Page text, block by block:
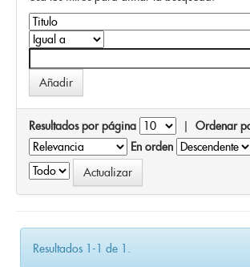
Resultados por página | Ordenar
En orden
Resultados 1-1 de 1.